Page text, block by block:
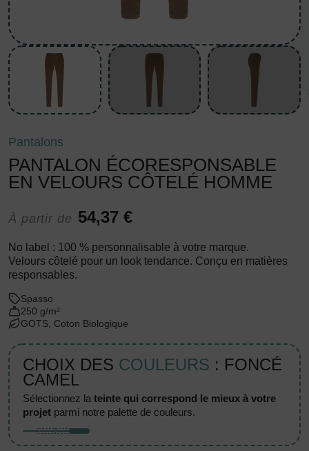
Pantalons
PANTALON ÉCORESPONSABLE
EN VELOURS CÔTELÉ HOMME
À partir de 54,37 €
No label : 100 % personnalisable à votre marque.
Velours côtelé pour un look tendance. Conçu en matières
responsables.
Spasso
250 g/m²
GOTS, Coton Biologique
CHOIX DES COULEURS : FONCÉ
CAMEL
sélectionnez lateinte qui correspond le mieux à votre
projet parmi notre palette de couleurs.